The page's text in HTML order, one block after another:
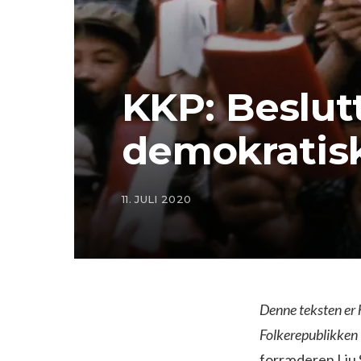
KKP:
11. JULI 2020
Denne teksten